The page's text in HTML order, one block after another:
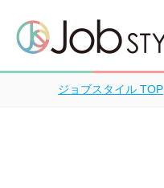
ジョブスタイル TOP